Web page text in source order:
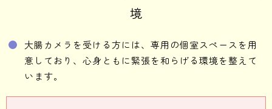
境
大腸カメラを受ける方には、専用の個室スペースを用
意しており、心身ともに緊張を和らげる環境を整えて
います。